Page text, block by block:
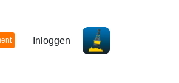
Inloggen